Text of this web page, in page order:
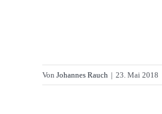
Von Johannes Rauch | 23. Mai 2018